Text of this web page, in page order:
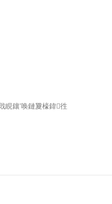
睍鑲′唤鏈夐檺鍏徃